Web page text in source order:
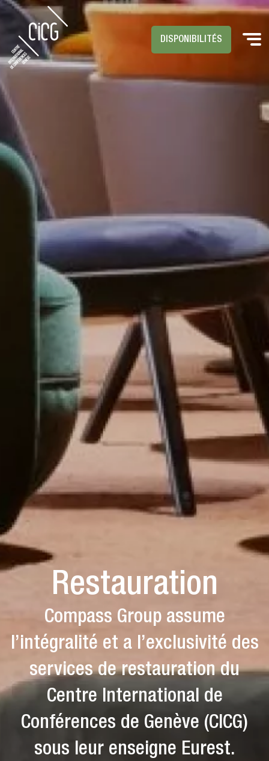
DISPONIBILITÉS
Restauration
Compass Group assume
l’intégralité et a l’exclusivité des
services de restauration du
Centre International de
Conférences de Genève (CICG)
sous leur enseigne Eurest.